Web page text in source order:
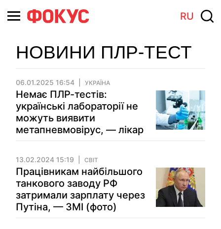
RU
НОВИНИ ПЛР-ТЕСТ
06.01.2025 16:54 УКРАЇНА
Немає ПЛР-тестів:
українські лабораторії не
можуть виявити
метапневмовірус, — лікар
13.02.2024 15:19 СВІТ
Працівникам найбільшого
танкового заводу РФ
затримали зарплату через
Путіна, — ЗМІ (фото)